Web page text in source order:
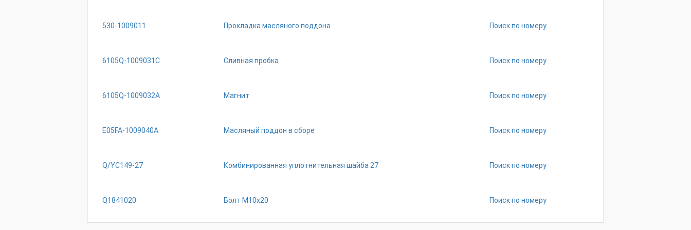
530-1009011 Прокладка масляного поддона Поиск по номеру
6105Q-1009031C Сливная пробка Поиск по номеру
6105Q-1009032A Магнит Поиск по номеру
E05FA-1009040A Масляный поддон в сборе Поиск по номеру
Q/YC149-27 Комбинированная уплотнительная шайба 27 Поиск по номеру
Q1841020 Бoлт M10x20 Поиск по номеру